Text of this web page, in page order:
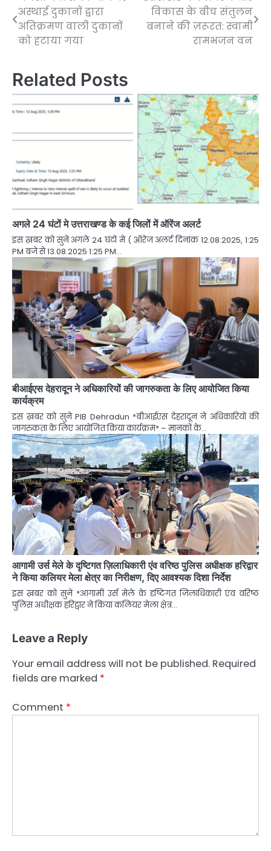
navigation
अस्थाई दुकानों द्वारा
अतिक्रमण वाली दुकानों
को हटाया गया
विकास के बीच संतुलन
बनाने की ज़रूरत: स्वामी
रामभजन वन
Related Posts
अगले 24 घंटों मे उत्तराखण्ड के कई जिलों में ऑरेंज अलर्ट
इस ख़बर को सुने अगले 24 घंटों मे ( ऑरेंज अलर्ट दिनांक 12.08.2025, 1:25
PM बजे से 13.08.2025 1:25 PM…
बीआईएस देहरादून ने अधिकारियों की जागरुकता के लिए आयोजित किया
कार्यक्रम
इस ख़बर को सुने PIB Dehradun *बीआईएस देहरादून ने अधिकारियों की
जागरुकता के लिए आयोजित किया कार्यक्रम* – मानकों के…
आगामी उर्स मेले के दृष्टिगत ज़िलाधिकारी एंव वरिष्ठ पुलिस अधीक्षक हरिद्वार
ने किया कलियर मेला क्षेत्र का निरीक्षण, दिए आवश्यक दिशा निर्देश
इस ख़बर को सुने *आगामी उर्स मेले के दृष्टिगत ज़िलाधिकारी एंव वरिष्ठ
पुलिस अधीक्षक हरिद्वार ने किया कलियर मेला क्षेत्र…
Leave a Reply
Your email address will not be published. Required
fields are marked *
Comment *